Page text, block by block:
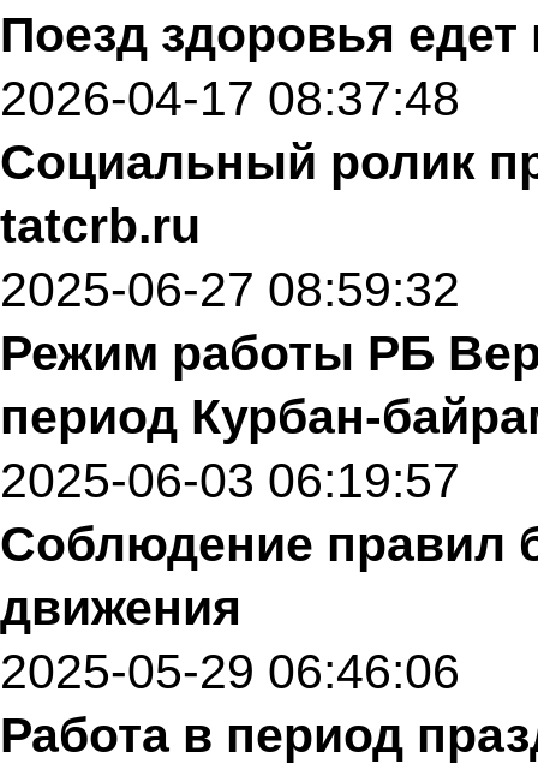
Поезд здоровья едет
2026-04-17 08:37:48
Социальный ролик
tatcrb.ru
2025-06-27 08:59:32
Режим работы РБ
период Курбан-
2025-06-03 06:19:57
Соблюдение правил
движения
2025-05-29 06:46:06
Работа в период